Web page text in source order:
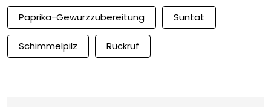
Paprika-Gewürzzubereitung Suntat
Schimmelpilz Rückruf